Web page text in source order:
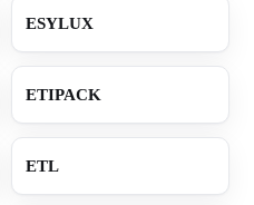
ESYLUX
ETIPACK
ETL